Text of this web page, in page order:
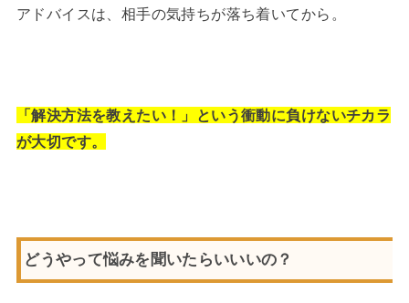
アドバイスは、相手の気持ちが落ち着いてから。
「解決方法を教えたい！」という衝動に負けないチカラ
が大切です。
どうやって悩みを聞いたらいいいの？